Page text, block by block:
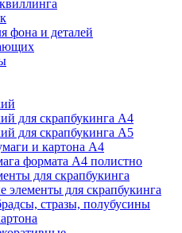
фона и деталей
для скрапбукинга А4
для скрапбукинга А5
и картона А4
формата А4 полистно
для скрапбукинга
элементы для скрапбукинга
стразы, полубусины